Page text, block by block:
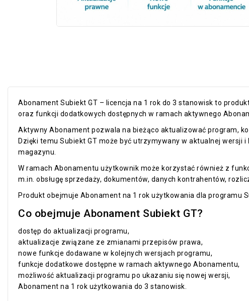
Abonament Subiekt GT – licencja na 1 rok do 3 stanowisk to
oraz funkcji dodatkowych dostępnych w ramach aktywnego
Aktywny Abonament pozwala na bieżąco aktualizować program,
Dzięki temu Subiekt GT może być utrzymywany w aktualnej wersji
magazynu.
W ramach Abonamentu użytkownik może korzystać również z
m.in. obsługę sprzedaży, dokumentów, danych kontrahentów,
Produkt obejmuje Abonament na 1 rok użytkowania dla programu
Co obejmuje Abonament Subiekt GT?
dostęp do aktualizacji programu,
aktualizacje związane ze zmianami przepisów prawa,
nowe funkcje dodawane w kolejnych wersjach programu,
funkcje dodatkowe dostępne w ramach aktywnego Abonamentu,
możliwość aktualizacji programu po ukazaniu się nowej wersji,
Abonament na 1 rok użytkowania do 3 stanowisk.